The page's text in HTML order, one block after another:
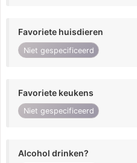
Favoriete huisdieren
Niet gespecificeerd
Favoriete keukens
Niet gespecificeerd
Alcohol drinken?